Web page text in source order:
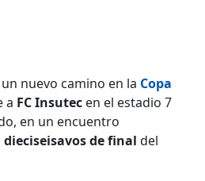
nuevo camino en la Copa
a FC Insutec en el estadio 7
en un encuentro
dieciseisavos de final del